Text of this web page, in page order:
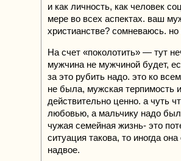
и как личность, как человек
мере во всех аспектах. ваш
христианстве? сомневаюсь.
На счет «поколотить» — тут
мужчина не мужчиной будет,
за это рубить надо. это ко
не была, мужская терпимость
действительно ценно. а чуть
любовью, а мальчику надо
чужая семейная жизнь- это
ситуация такова, то иногда
надвое.